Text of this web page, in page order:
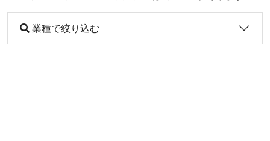
業種で絞り込む